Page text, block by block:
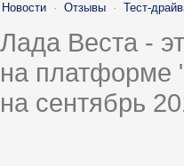
Новости · Отзывы · Тест-
Лада Веста -
на платформе
на сентябрь